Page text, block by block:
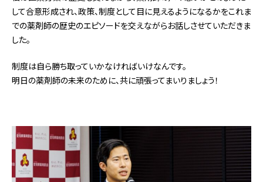
して合意形成され、政策、制度として目に見えるようになるかをこれま
での薬剤師の歴史のエピソードを交えながらお話しさせていただきま
した。
制度は自ら勝ち取っていかなければいけなんです。
明日の薬剤師の未来のために、共に頑張ってまいりましょう！